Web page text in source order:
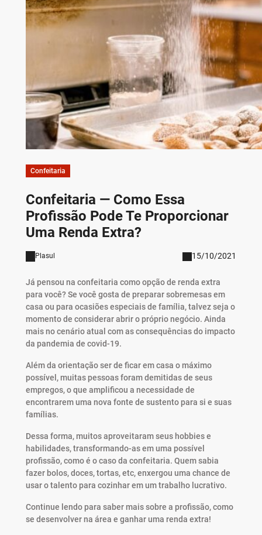
Confeitaria
Confeitaria — Como Essa
Profissão Pode Te Proporcionar
Uma Renda Extra?
Plasul 15/10/2021
Já pensou na confeitaria como opção de renda extra
para você? Se você gosta de preparar sobremesas em
casa ou para ocasiões especiais de família, talvez seja o
momento de considerar abrir o próprio negócio. Ainda
mais no cenário atual com as consequências do impacto
da pandemia de covid-19.
Além da orientação ser de ficar em casa o máximo
possível, muitas pessoas foram demitidas de seus
empregos, o que amplificou a necessidade de
encontrarem uma nova fonte de sustento para si e suas
famílias.
Dessa forma, muitos aproveitaram seus hobbies e
habilidades, transformando-as em uma possível
profissão, como é o caso da confeitaria. Quem sabia
fazer bolos, doces, tortas, etc, enxergou uma chance de
usar o talento para cozinhar em um trabalho lucrativo.
Continue lendo para saber mais sobre a profissão, como
se desenvolver na área e ganhar uma renda extra!